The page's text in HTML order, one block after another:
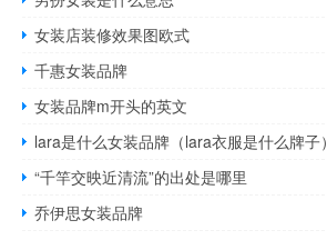
女装店装修效果图欧式
千惠女装品牌
女装品牌m开头的英文
lara是什么女装品牌（lara衣服是什么牌子）
“千竿交映近清流”的出处是哪里
乔伊思女装品牌